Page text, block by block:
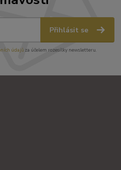
Přihlásit se
údajůza účelem rozesílky newsletteru.